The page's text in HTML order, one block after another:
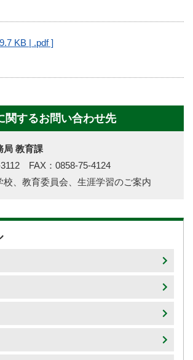
KB | .pdf ]
関するお問い合わせ先
局 教育課
FAX：0858-75-4124
校、教育委員会、生涯学習のご案内